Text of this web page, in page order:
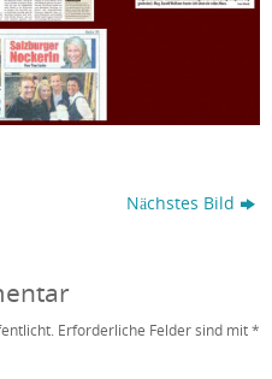
Nächstes Bild
Erforderliche Felder sind mit*